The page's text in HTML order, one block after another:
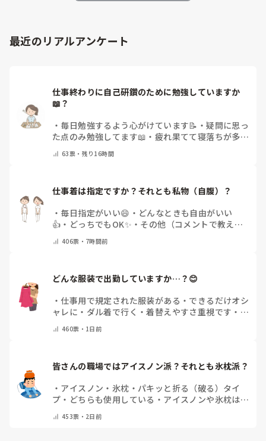
最近のリアルアンケート
仕事終わりに自己研鑽のために勉強していますか
📖？
・ 毎日勉強するよう心がけています📝 ・疑問に思っ
た点のみ勉強してます📖 ・ 疲れ果てて寝落ちが多い
なぁ…😅 ・ 休日にまとめてやりますっ❕
（コメントで教えてください）
63票・ 残り16時間
仕事着は指定ですか？それとも私物（自腹）？
・ 毎日指定がいい😄 ・ どんなときも自由がいい
👍 ・ どっちでもOK✨ ・ その他（コメントで教えて
ください）
406票・ 7時間前
どんな服装で出勤していますか…？😊
・ 仕事用で規定された服装がある ・ できるだけオシ
ャレに ・ ダル着で行く ・着替えやすさ重視です ・ 病
院のユニフォームそのまま
その他(コメントで教えてください)
460票・ 1日前
皆さんの職場ではアイスノン派？それとも氷枕派？
・ アイスノン ・ 氷枕 ・ パキッと折る（破る）タイ
プ ・ どちらも使用している ・ アイスノンや氷枕は使
用しない
その他(コメントで教えてください)
453票・ 2日前